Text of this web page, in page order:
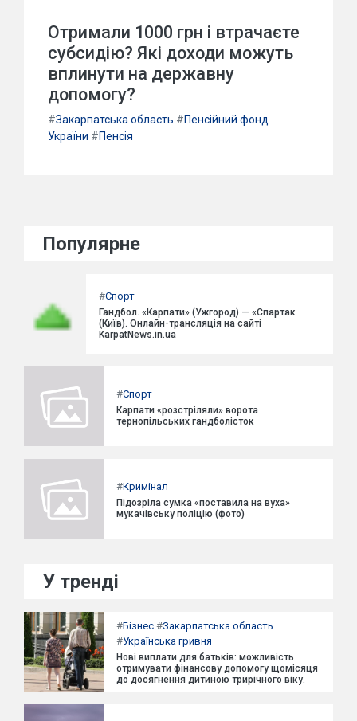
Отримали 1000 грн і втрачаєте
субсидію? Які доходи можуть
вплинути на державну
допомогу?
#Закарпатська область #Пенсійний фонд
України #Пенсія
Популярне
#Спорт
Гандбол. «Карпати» (Ужгород) — «Спартак
(Київ). Онлайн-трансляція на сайті
KarpatNews.in.ua
#Спорт
Карпати «розстріляли» ворота
тернопільських гандболісток
#Кримінал
Підозріла сумка «поставила на вуха»
мукачівську поліцію (фото)
У тренді
#Бізнес #Закарпатська область
#Українська гривня
Нові виплати для батьків: можливість
отримувати фінансову допомогу щомісяця
до досягнення дитиною трирічного віку.